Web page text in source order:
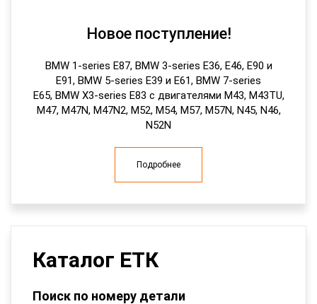
Новое поступление!
BMW 1-series E87, BMW 3-series E36, E46, E90 и
E91, BMW 5-series E39 и E61, BMW 7-series
E65, BMW X3-series E83 с двигателями M43, M43TU,
M47, M47N, M47N2, M52, M54, M57, M57N, N45, N46,
N52N
Подробнее
Каталог ЕТК
Поиск по номеру детали